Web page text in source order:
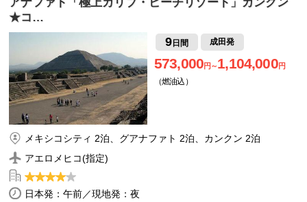
アナファト「極上カリブ・ビーチリゾート」カンクン
★コ…
9日間 成田発
573,000円～1,104,000円
（燃油込）
メキシコシティ 2泊、グアナファト 2泊、カンクン 2泊
アエロメヒコ(指定)
日本発：午前／現地発：夜